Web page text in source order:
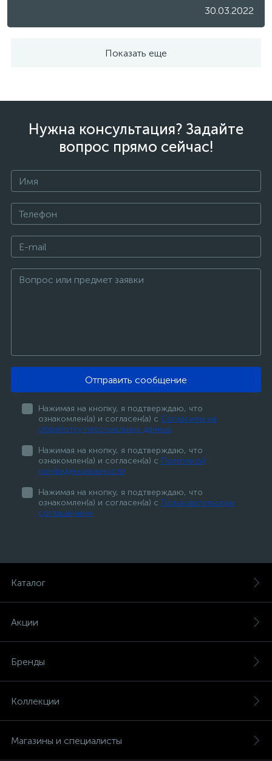
30.03.2022
Показать еще
Нужна консультация? Задайте
вопрос прямо сейчас!
Отправить сообщение
Нажимая на кнопку, я подтверждаю, что
ознакомлен(а) и согласен(а) с Согласием на
обработку персональных данных
Нажимая на кнопку, я подтверждаю, что
ознакомлен(а) и согласен(а) с Политикой
конфиденциальности
Нажимая на кнопку, я подтверждаю, что
ознакомлен(а) и согласен(а) с Пользовательским
соглашением
Каталог
Акции
Бренды
Коллекции
Магазины и специалисты